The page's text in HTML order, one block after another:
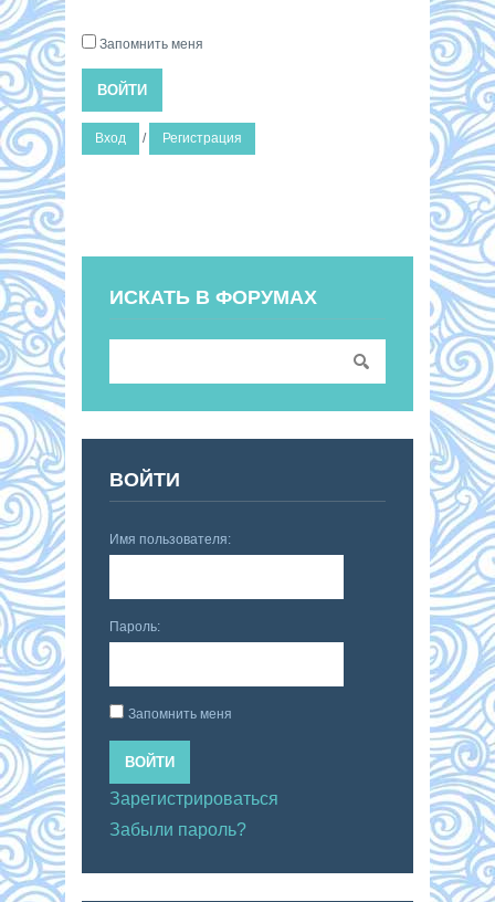
Запомнить меня
ВОЙТИ
Вход / Регистрация
ИСКАТЬ В ФОРУМАХ
ВОЙТИ
Имя пользователя:
Пароль:
Запомнить меня
ВОЙТИ
Зарегистрироваться
Забыли пароль?